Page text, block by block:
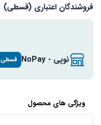
فروشندگان اعتباری (قسطی)
نوپی - NoPay قسطی
ویژگی های محصول